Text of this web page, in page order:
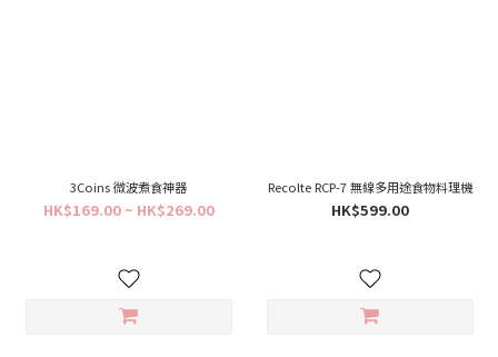
3Coins 微波煮食神器
HK$169.00 ~ HK$269.00
Recolte RCP-7 無線多用途食物料理機
HK$599.00